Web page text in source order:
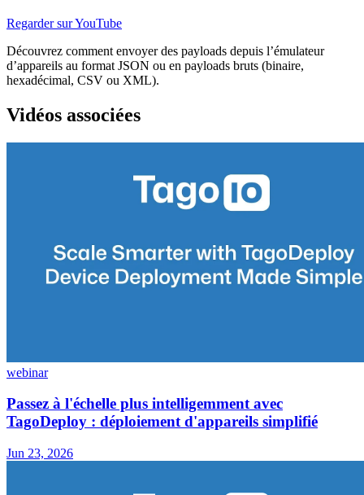
Regarder sur YouTube
Découvrez comment envoyer des payloads depuis l’émulateur
d’appareils au format JSON ou en payloads bruts (binaire,
hexadécimal, CSV ou XML).
Vidéos associées
webinar
Passez à l'échelle plus intelligemment avec
TagoDeploy : déploiement d'appareils simplifié
Jun 23, 2026